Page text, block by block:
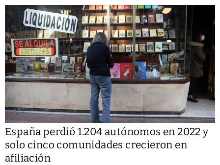
España perdió 1.204 autónomos en 2022 y
solo cinco comunidades crecieron en
afiliación